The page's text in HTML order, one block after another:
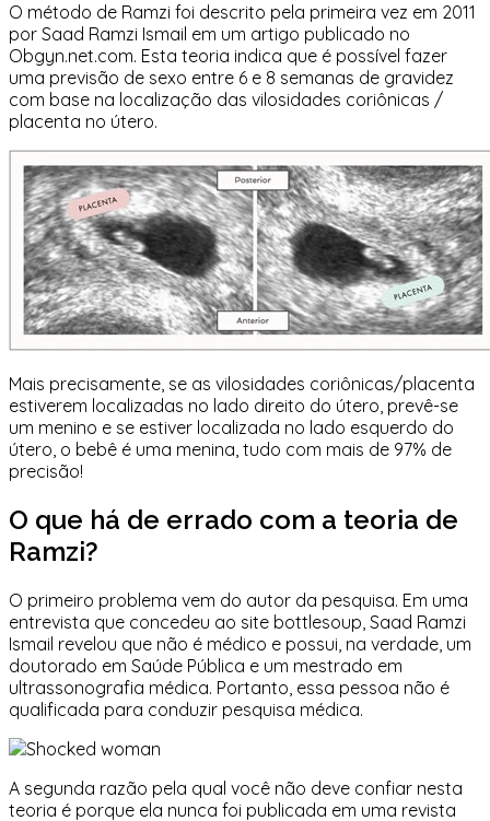
O método de Ramzi foi descrito pela primeira vez em 2011
por Saad Ramzi Ismail em um artigo publicado no
Obgyn.net.com. Esta teoria indica que é possível fazer
uma previsão de sexo entre 6 e 8 semanas de gravidez
com base na localização das vilosidades coriônicas /
placenta no útero.
Mais precisamente, se as vilosidades coriônicas/placenta
estiverem localizadas no lado direito do útero, prevê-se
um menino e se estiver localizada no lado esquerdo do
útero, o bebê é uma menina, tudo com mais de 97% de
precisão!
O que há de errado com a teoria de
Ramzi?
O primeiro problema vem do autor da pesquisa. Em uma
entrevista que concedeu ao site bottlesoup, Saad Ramzi
Ismail revelou que não é médico e possui, na verdade, um
doutorado em Saúde Pública e um mestrado em
ultrassonografia médica. Portanto, essa pessoa não é
qualificada para conduzir pesquisa médica.
A segunda razão pela qual você não deve confiar nesta
teoria é porque ela nunca foi publicada em uma revista